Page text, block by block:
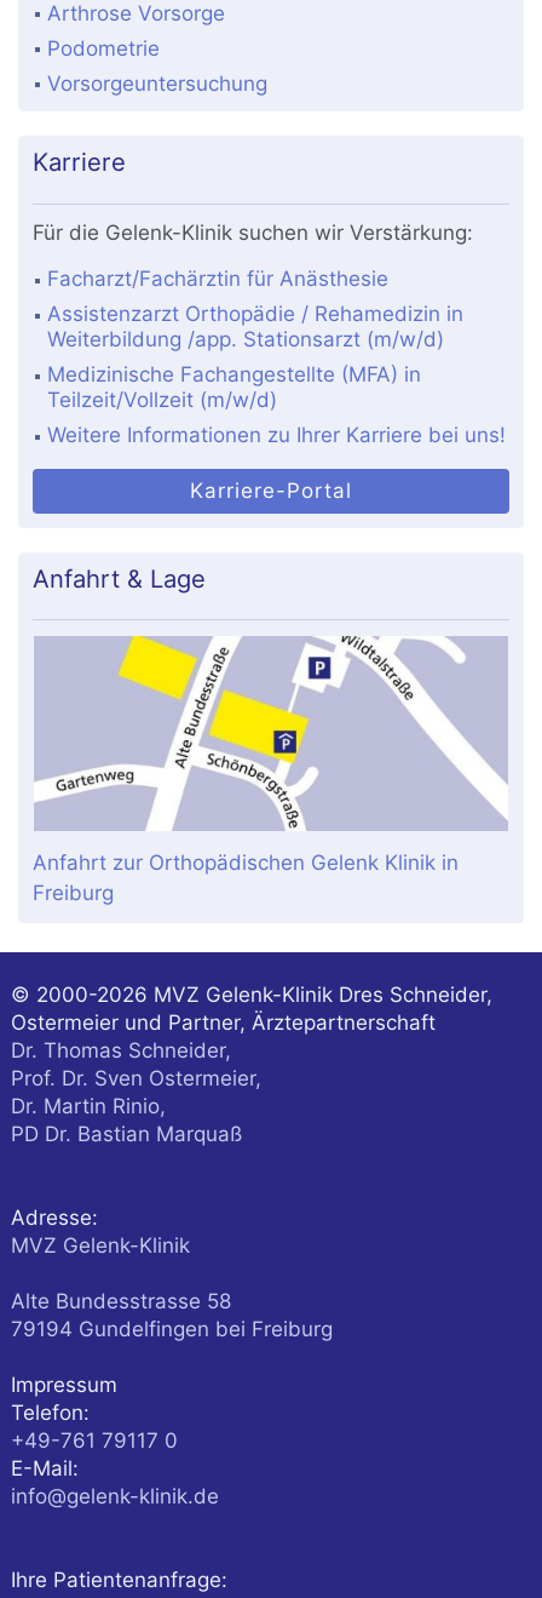
Arthrose Vorsorge
Podometrie
Vorsorgeuntersuchung
Karriere
Für die Gelenk-Klinik suchen wir Verstärkung:
Facharzt/Fachärztin für Anästhesie
Assistenzarzt Orthopädie / Rehamedizin in
Weiterbildung /app. Stationsarzt (m/w/d)
Medizinische Fachangestellte (MFA) in
Teilzeit/Vollzeit (m/w/d)
Weitere Informationen zu Ihrer Karriere bei uns!
Karriere-Portal
Anfahrt & Lage
Anfahrt zur Orthopädischen Gelenk Klinik in
Freiburg
© 2000-2026 MVZ Gelenk-Klinik Dres Schneider,
Ostermeier und Partner, Ärztepartnerschaft
Dr. Thomas Schneider,
Prof. Dr. Sven Ostermeier,
Dr. Martin Rinio,
PD Dr. Bastian Marquaß
Adresse:
MVZ Gelenk-Klinik
Alte Bundesstrasse 58
79194 Gundelfingen bei Freiburg
Impressum
Telefon:
+49-761 79117 0
E-Mail:
info@gelenk-klinik.de
Ihre Patientenanfrage: